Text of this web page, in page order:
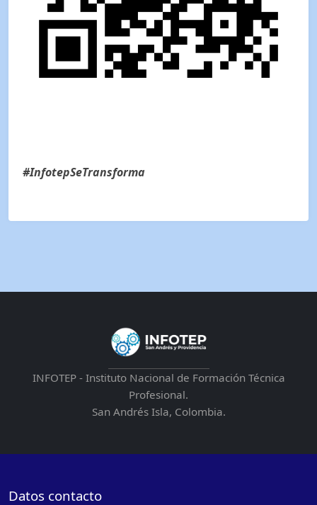
#InfotepSeTransforma
INFOTEP - Instituto Nacional de Formación Técnica
Profesional.
San Andrés Isla, Colombia.
Datos contacto